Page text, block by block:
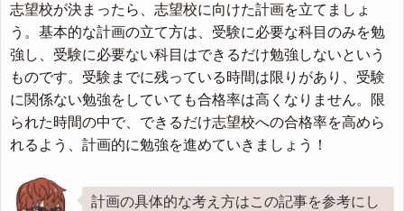
志望校が決まったら、志望校に向けた計画を立てましょ
う。基本的な計画の立て方は、受験に必要な科目のみを勉
強し、受験に必要ない科目はできるだけ勉強しないという
ものです。受験までに残っている時間は限りがあり、受験
に関係ない勉強をしていても合格率は高くなりません。限
られた時間の中で、できるだけ志望校への合格率を高めら
れるよう、計画的に勉強を進めていきましょう！
計画の具体的な考え方はこの記事を参考にし